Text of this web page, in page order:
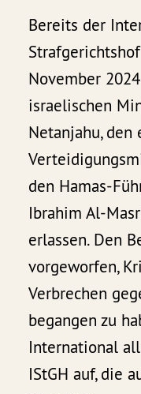
Bereits der
November
israelischen
Netanjahu, den
den Hamas-
Ibrahim Al-
erlassen. Den
vorgeworfen,
Verbrechen
begangen zu
International
IStGH auf, die